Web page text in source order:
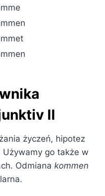
II
życzeń, hipotez
go także w
Odmiana kommen